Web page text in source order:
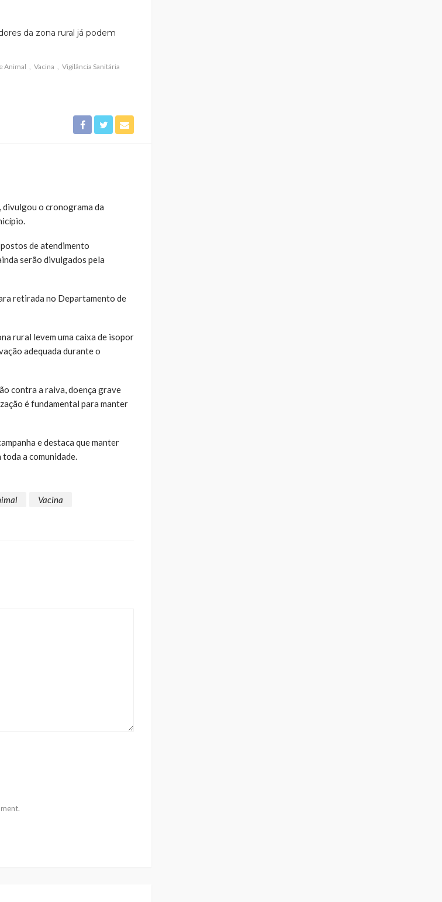
da zona rural já podem
Animal Vacina Vigilância Sanitária
divulgou o cronograma da
de atendimento
serão divulgados pela
retirada no Departamento de
rural levem uma caixa de isopor
adequada durante o
contra a raiva, doença grave
é fundamental para manter
e destaca que manter
a comunidade.
Vacina